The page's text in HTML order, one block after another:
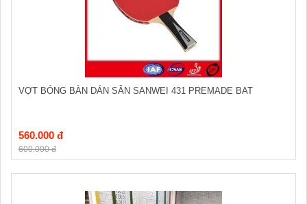
VỢT BÓNG BÀN DÁN SẴN SANWEI 431 PREMADE BAT
560.000 đ
600.000 đ